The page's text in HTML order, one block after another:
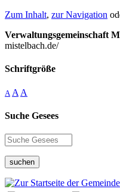
Zum Inhalt, zur Navigation
Verwaltungsgemeinschaft
mistelbach.de/
Schriftgröße
A A A
Suche Gesees
suchen